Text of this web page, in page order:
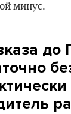
минус.
до